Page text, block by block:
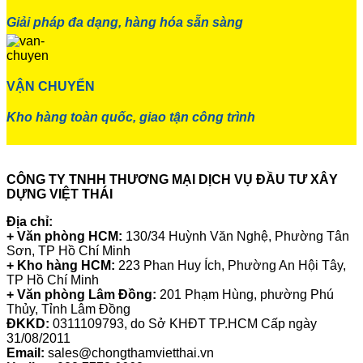
Giải pháp đa dạng, hàng hóa sẵn sàng
VẬN CHUYỂN
Kho hàng toàn quốc, giao tận công trình
CÔNG TY TNHH THƯƠNG MẠI DỊCH VỤ ĐẦU TƯ XÂY
DỰNG VIỆT THÁI
Địa chỉ:
+ Văn phòng HCM: 130/34 Huỳnh Văn Nghệ, Phường Tân
Sơn, TP Hồ Chí Minh
+ Kho hàng HCM: 223 Phan Huy Ích, Phường An Hội Tây,
TP Hồ Chí Minh
+ Văn phòng Lâm Đồng: 201 Phạm Hùng, phường Phú
Thủy, Tỉnh Lâm Đồng
ĐKKD: 0311109793, do Sở KHĐT TP.HCM Cấp ngày
31/08/2011
Email: sales@chongthamvietthai.vn